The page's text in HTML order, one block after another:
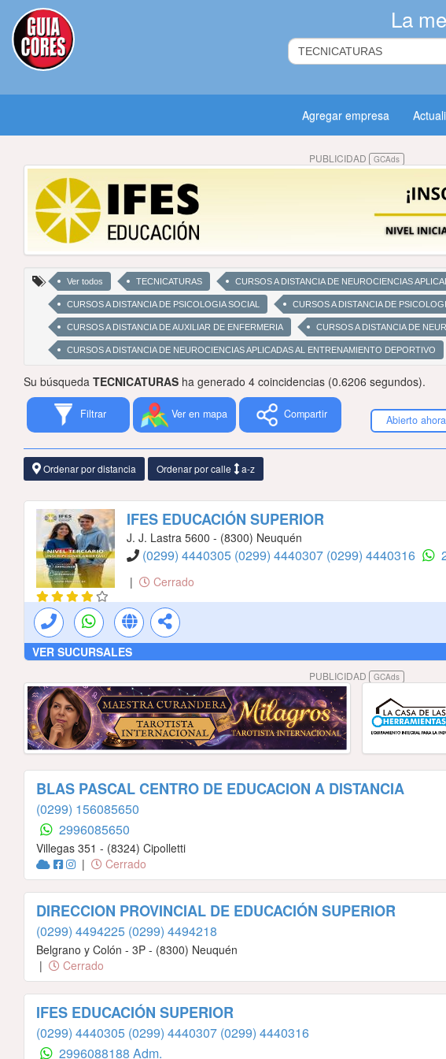
La
Agregar empresa
PUBLICIDAD GCAds
Ver todos TECNICATURAS CURSOS A DISTANCIA DE NEUROCIENCIAS
CURSOS A DISTANCIA DE PSICOLOGIA SOCIAL CURSOS A DISTANCIA DE
CURSOS A DISTANCIA DE AUXILIAR DE ENFERMERIA CURSOS A DISTANCIA DE
CURSOS A DISTANCIA DE NEUROCIENCIAS APLICADAS AL ENTRENAMIENTO DEPORTIVO
Su búsqueda TECNICATURAS ha generado 4 coincidencias (0.6206 segundos).
Filtrar Ver en mapa Compartir Abierto ahora
Ordenar por distancia Ordenar por calle a-z
IFES EDUCACIÓN SUPERIOR
J. J. Lastra 5600 - (8300) Neuquén
(0299) 4440305 (0299) 4440307 (0299) 4440316
| Cerrado
VER SUCURSALES
PUBLICIDAD GCAds
BLAS PASCAL CENTRO DE EDUCACION A DISTANCIA
(0299) 156085650
2996085650
Villegas 351 - (8324) Cipolletti
|
Cerrado
DIRECCION PROVINCIAL DE EDUCACIÓN SUPERIOR
(0299) 4494225 (0299) 4494218
Belgrano y Colón - 3P - (8300) Neuquén
|
Cerrado
IFES EDUCACIÓN SUPERIOR
(0299) 4440305 (0299) 4440307 (0299) 4440316
2996088188 Adm.